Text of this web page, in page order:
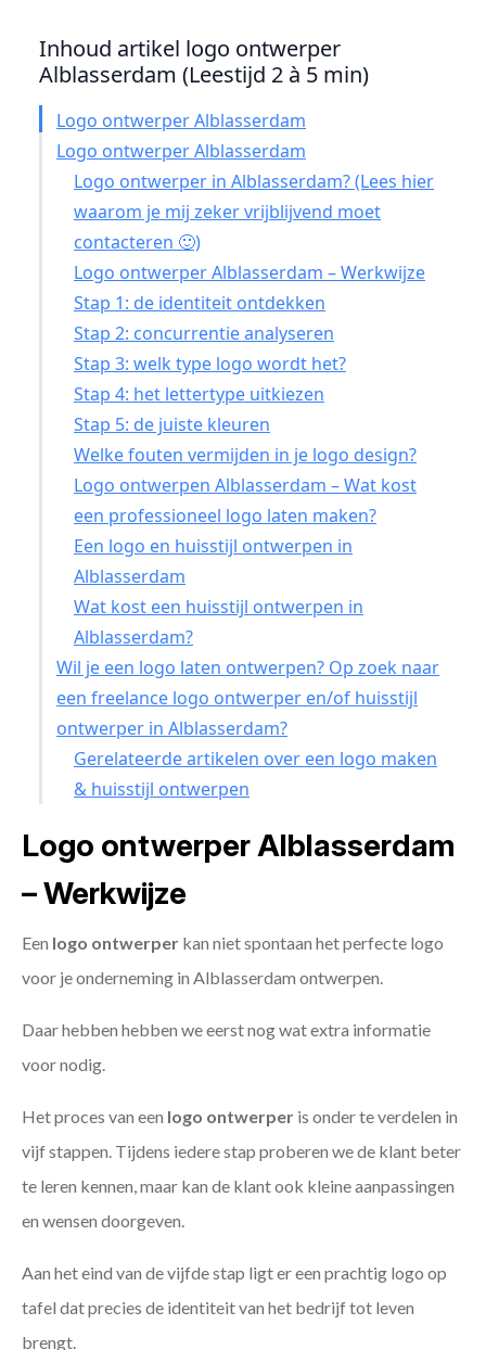
Inhoud artikel logo ontwerper
Alblasserdam (Leestijd 2 à 5 min)
Logo ontwerper Alblasserdam
Logo ontwerper Alblasserdam
Logo ontwerper in Alblasserdam? (Lees hier
waarom je mij zeker vrijblijvend moet
contacteren 🙂)
Logo ontwerper Alblasserdam – Werkwijze
Stap 1: de identiteit ontdekken
Stap 2: concurrentie analyseren
Stap 3: welk type logo wordt het?
Stap 4: het lettertype uitkiezen
Stap 5: de juiste kleuren
Welke fouten vermijden in je logo design?
Logo ontwerpen Alblasserdam – Wat kost
een professioneel logo laten maken?
Een logo en huisstijl ontwerpen in
Alblasserdam
Wat kost een huisstijl ontwerpen in
Alblasserdam?
Wil je een logo laten ontwerpen? Op zoek naar
een freelance logo ontwerper en/of huisstijl
ontwerper in Alblasserdam?
Gerelateerde artikelen over een logo maken
& huisstijl ontwerpen
Logo ontwerper Alblasserdam
– Werkwijze
Een logo ontwerper kan niet spontaan het perfecte logo
voor je onderneming in Alblasserdam ontwerpen.
Daar hebben hebben we eerst nog wat extra informatie
voor nodig.
Het proces van een logo ontwerper is onder te verdelen in
vijf stappen. Tijdens iedere stap proberen we de klant beter
te leren kennen, maar kan de klant ook kleine aanpassingen
en wensen doorgeven.
Aan het eind van de vijfde stap ligt er een prachtig logo op
tafel dat precies de identiteit van het bedrijf tot leven
brengt.